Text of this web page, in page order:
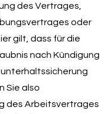
des Vertrages,
oder
gilt, dass für die
nach Kündigung
Sie also
des Arbeitsvertrages